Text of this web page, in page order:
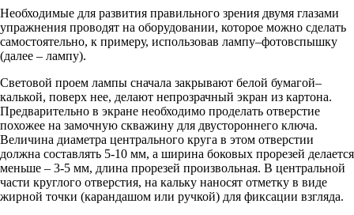
Необходимые для развития правильного зрения двумя глазами
упражнения проводят на оборудовании, которое можно сделать
самостоятельно, к примеру, использовав лампу–фотовспышку
(далее – лампу).
Световой проем лампы сначала закрывают белой бумагой–
калькой, поверх нее, делают непрозрачный экран из картона.
Предварительно в экране необходимо проделать отверстие
похожее на замочную скважину для двустороннего ключа.
Величина диаметра центрального круга в этом отверстии
должна составлять 5-10 мм, а ширина боковых прорезей делается
меньше – 3-5 мм, длина прорезей произвольная. В центральной
части круглого отверстия, на кальку наносят отметку в виде
жирной точки (карандашом или ручкой) для фиксации взгляда.